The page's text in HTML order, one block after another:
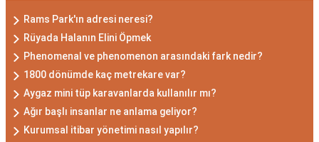
Rams Park'ın adresi neresi?
Rüyada Halanın Elini Öpmek
Phenomenal ve phenomenon arasındaki fark nedir?
1800 dönümde kaç metrekare var?
Aygaz mini tüp karavanlarda kullanılır mı?
Ağır başlı insanlar ne anlama geliyor?
Kurumsal itibar yönetimi nasıl yapılır?